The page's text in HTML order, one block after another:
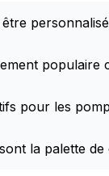
pour les
la palette